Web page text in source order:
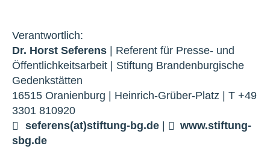
Verantwortlich:
Dr. Horst Seferens | Referent für Presse- und
Öffentlichkeitsarbeit | Stiftung Brandenburgische
Gedenkstätten
16515 Oranienburg | Heinrich-Grüber-Platz | T +49
3301 810920
seferens(at)stiftung-bg.de
www.stiftung-
sbg.de